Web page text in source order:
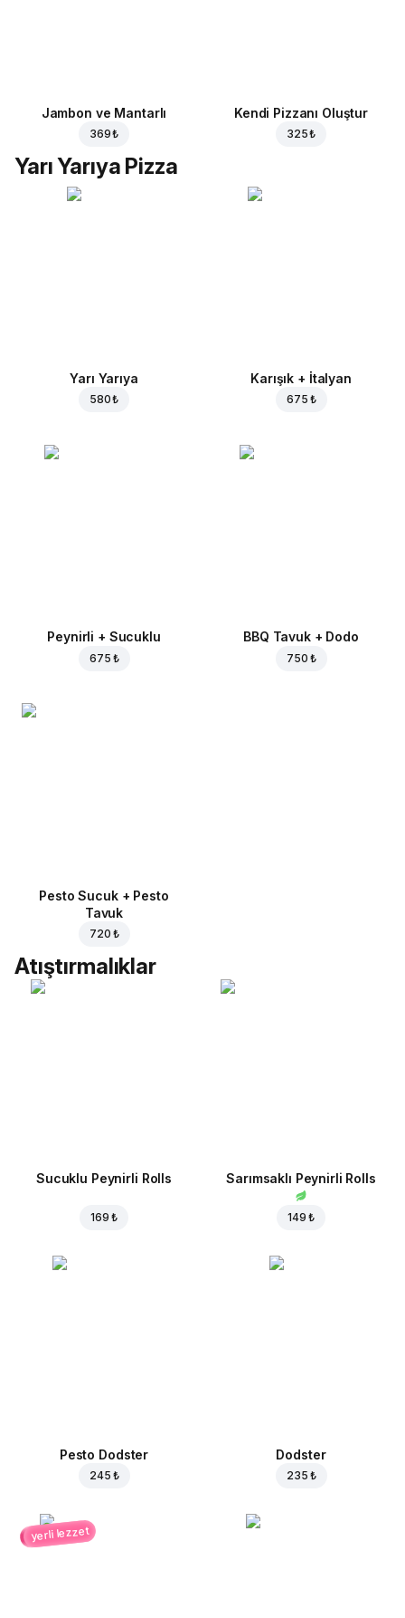
Jambon ve Mantarlı
369 ₺
Kendi Pizzanı Oluştur
325 ₺
Yarı Yarıya Pizza
Yarı Yarıya
580 ₺
Karışık + İtalyan
675 ₺
Peynirli + Sucuklu
675 ₺
BBQ Tavuk + Dodo
750 ₺
Pesto Sucuk + Pesto
Tavuk
720 ₺
Atıştırmalıklar
Sucuklu Peynirli Rolls
169 ₺
Sarımsaklı Peynirli Rolls
149 ₺
Pesto Dodster
245 ₺
Dodster
235 ₺
yerli lezzet